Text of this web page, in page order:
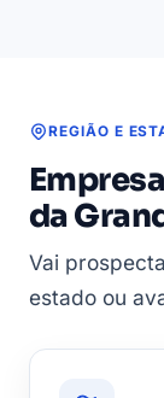
REGIÃO E
da
Vai
estado ou